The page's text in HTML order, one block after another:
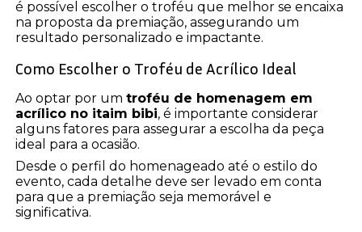
é possível escolher o troféu que melhor se encaixa
na proposta da premiação, assegurando um
resultado personalizado e impactante.
Como Escolher o Troféu de Acrílico Ideal
Ao optar por umtroféu de homenagem em
acrílico no itaim bibi, é importante considerar
alguns fatores para assegurar a escolha da peça
ideal para a ocasião.
Desde o perfil do homenageado até o estilo do
evento, cada detalhe deve ser levado em conta
para que a premiação seja memorável e
significativa.